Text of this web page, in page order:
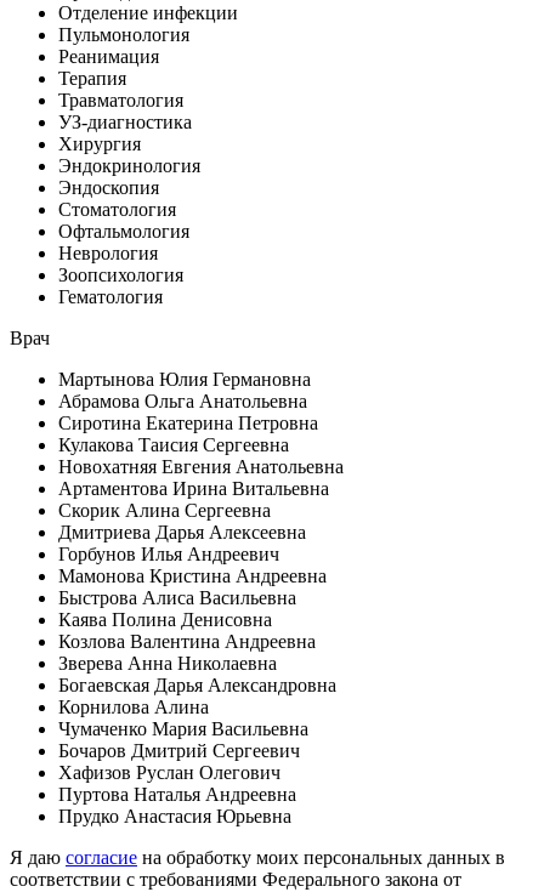
Отделение инфекции
Пульмонология
Реанимация
Терапия
Травматология
УЗ-диагностика
Хирургия
Эндокринология
Эндоскопия
Стоматология
Офтальмология
Неврология
Зоопсихология
Гематология
Врач
Мартынова Юлия Германовна
Абрамова Ольга Анатольевна
Сиротина Екатерина Петровна
Кулакова Таисия Сергеевна
Новохатняя Евгения Анатольевна
Артаментова Ирина Витальевна
Скорик Алина Сергеевна
Дмитриева Дарья Алексеевна
Горбунов Илья Андреевич
Мамонова Кристина Андреевна
Быстрова Алиса Васильевна
Каява Полина Денисовна
Козлова Валентина Андреевна
Зверева Анна Николаевна
Богаевская Дарья Александровна
Корнилова Алина
Чумаченко Мария Васильевна
Бочаров Дмитрий Сергеевич
Хафизов Руслан Олегович
Пуртова Наталья Андреевна
Прудко Анастасия Юрьевна
Я даю согласие на обработку моих персональных данных в
соответствии с требованиями Федерального закона от